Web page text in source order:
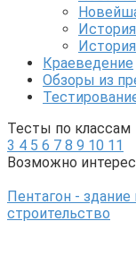
Краеведение
Обзоры из
Тесты по классам
3 4 5 6 7 8 9 10 11
Возможно
Пентагон -
строительство